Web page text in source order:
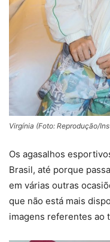
Virgínia (Foto: Reprodução/
Os agasalhos
Brasil, até porque
em várias outras
que não está mais
imagens referentes ao